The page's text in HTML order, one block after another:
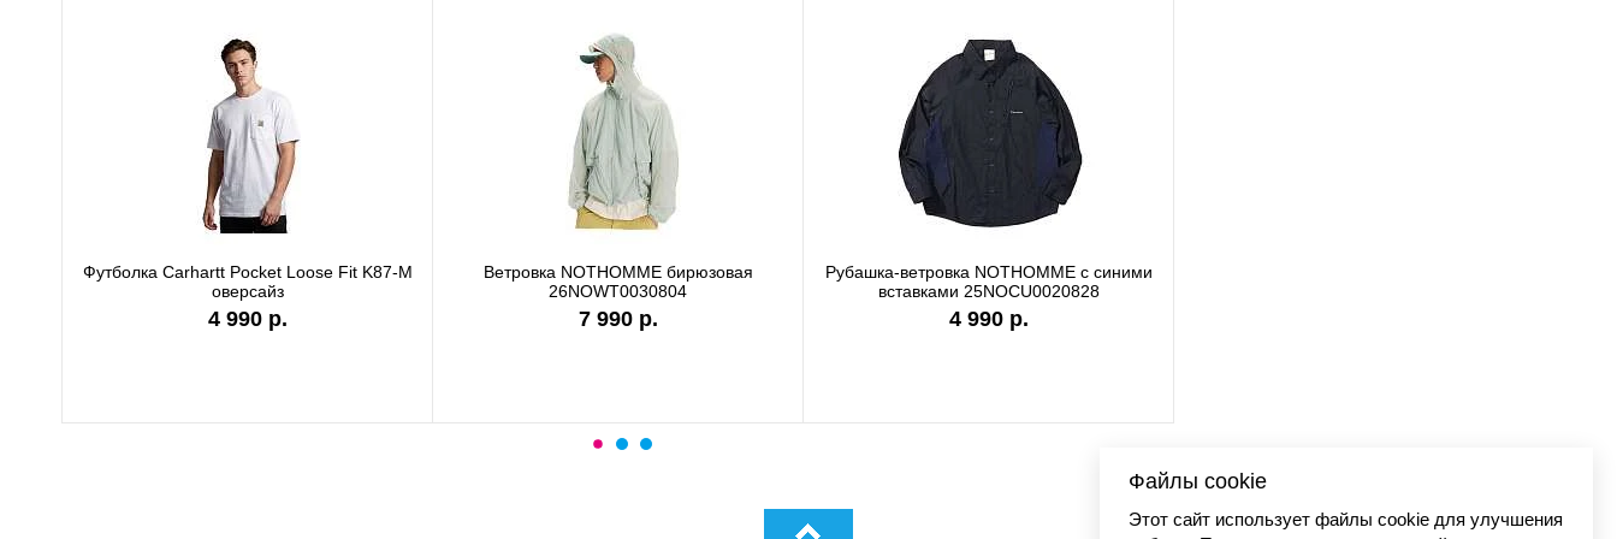
Футболка Carhartt Pocket Loose Fit K87-M
оверсайз
4 990 р.
Ветровка NOTHOMME бирюзовая
26NOWT0030804
7 990 р.
Рубашка-ветровка NOTHOMME с синими
вставками 25NOCU0020828
4 990 р.
Файлы cookie
Этот сайт использует файлы cookie для улучшения